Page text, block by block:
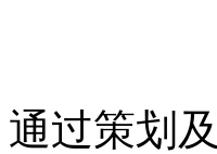
通过策划